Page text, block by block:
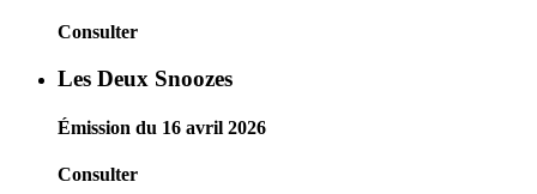
Consulter
Les Deux Snoozes
Émission du 16 avril 2026
Consulter